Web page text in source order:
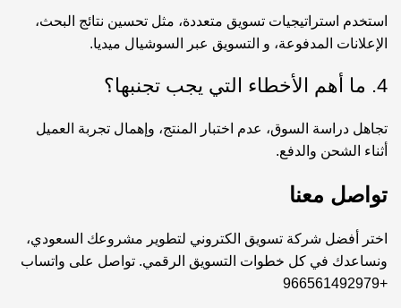
استخدم استراتيجيات تسويق متعددة، مثل تحسين نتائج البحث،
الإعلانات المدفوعة، و التسويق عبر السوشيال ميديا.
4. ما أهم الأخطاء التي يجب تجنبها؟
تجاهل دراسة السوق، عدم اختبار المنتج، وإهمال تجربة العميل
أثناء الشحن والدفع.
تواصل معنا
اختر أفضل شركة تسويق الكتروني لتطوير مشروعك السعودي،
ونساعدك في كل خطوات التسويق الرقمي. تواصل على واتساب
+966561492979